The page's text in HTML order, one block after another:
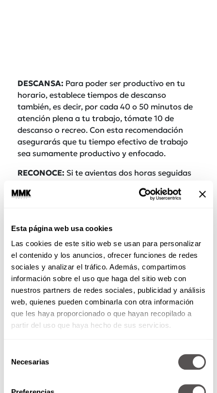
Esta página web usa cookies
Las cookies de este sitio web se usan para personalizar
el contenido y los anuncios, ofrecer funciones de redes
sociales y analizar el tráfico. Además, compartimos
información sobre el uso que haga del sitio web con
nuestros partners de redes sociales, publicidad y análisis
web, quienes pueden combinarla con otra información
que les haya proporcionado o que hayan recopilado a
partir del uso que haya hecho de sus servicios.
Necesarias
DESCANSA: Para poder ser productivo en tu
horario, establece tiempos de descanso
también, es decir, por cada 40 o 50 minutos de
atención plena a tu trabajo, tómate 10 de
descanso o recreo. Con esta recomendación
asegurarás que tu tiempo efectivo de trabajo
sea sumamente productivo y enfocado.
RECONOCE: Si te avientas dos horas seguidas
de agua, te vas a sentir tan cansado
PRIORIZA:
caducidad tus actividades. Importancia tiene